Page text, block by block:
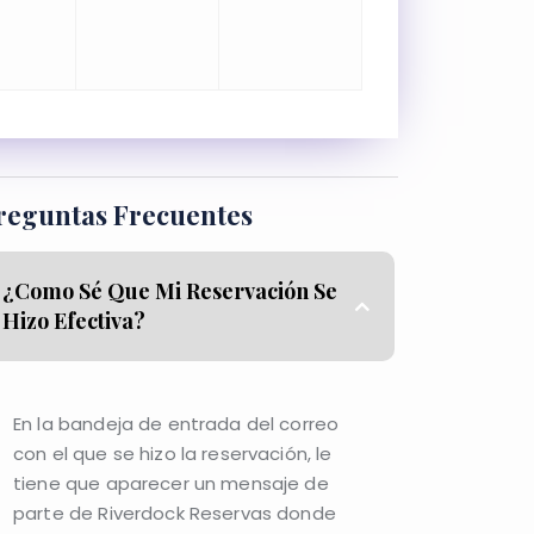
Frecuentes
¿Como Sé Que Mi Reservación Se
Hizo Efectiva?
En la bandeja de entrada del correo
con el que se hizo la reservación, le
tiene que aparecer un mensaje de
parte de Riverdock Reservas donde